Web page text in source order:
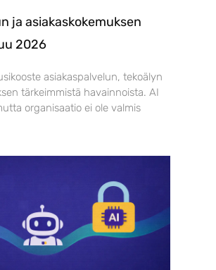
ja asiakaskokemuksen
2026
asiakaspalvelun, tekoälyn
tärkeimmistä havainnoista. AI
organisaatio ei ole valmis